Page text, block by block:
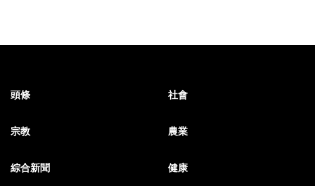
頭條 社會
宗教 農業
綜合新聞 健康